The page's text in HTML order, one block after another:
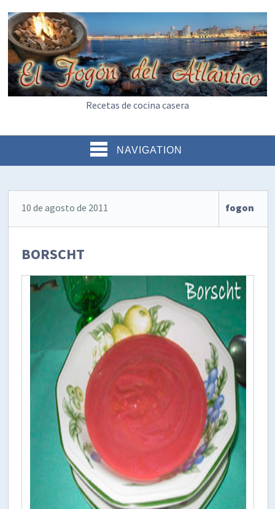
Recetas de cocina casera
NAVIGATION
10 de agosto de 2011 fogon
BORSCHT